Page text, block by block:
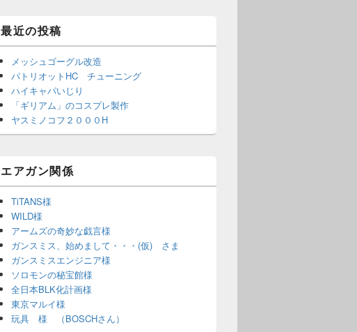
最近の投稿
メッシュゴーグル改造
パトリオットHC チューニング
ハイキャパいじり
「ギリアム」のコスプレ製作
ヤスミノコフ２０００H
エアガン関係
TiTANS様
WILD様
アームズの奇妙な戯言様
ガンスミス、始めまして・・・(仮) さま
ガンスミスエンジニア様
ソロモンの秘宝館様
全日本BLK化計画様
東京マルイ様
玩具 様 （BOSCHさん）